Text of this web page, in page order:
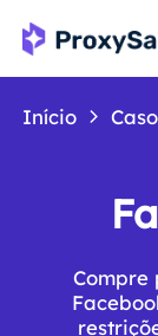
Início
Compre